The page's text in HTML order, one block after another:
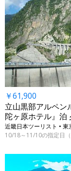
￥61,900
立山黒部アルペン
陀ヶ原ホテル』泊
近畿日本ツーリスト •
10/18～11/10の指定日